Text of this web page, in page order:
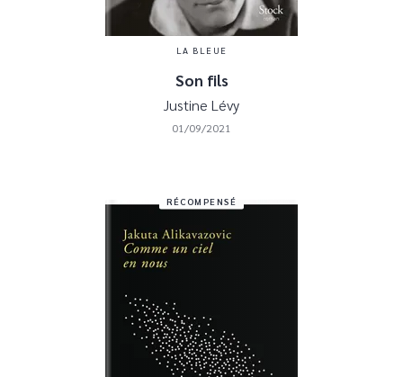
LA BLEUE
Son fils
Justine Lévy
01/09/2021
RÉCOMPENSÉ